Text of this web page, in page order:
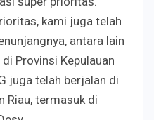
kami juga telah
antara lain
Provinsi Kepulauan
juga telah berjalan di
Riau, termasuk di